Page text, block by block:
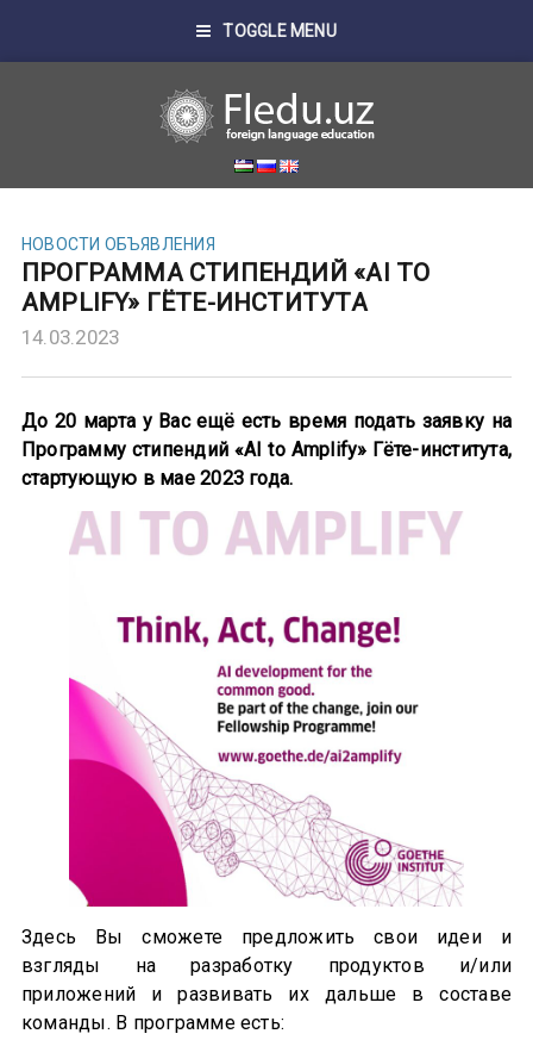
TOGGLE MENU
НОВОСТИ ОБЪЯВЛЕНИЯ
ПРОГРАММА СТИПЕНДИЙ «AI TO
AMPLIFY» ГЁТЕ-ИНСТИТУТА
14.03.2023
До 20 марта у Вас ещё есть время подать заявку на
Программу стипендий «AI to Amplify» Гёте-института,
стартующую в мае 2023 года.
Здесь Вы сможете предложить свои идеи и
взгляды на разработку продуктов и/или
приложений и развивать их дальше в составе
команды. В программе есть: